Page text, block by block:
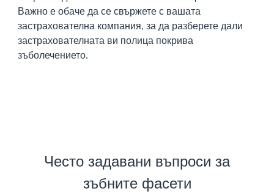
Важно е обаче да се свържете с вашата
застрахователна компания, за да разберете дали
застрахователната ви полица покрива
зъболечението.
Често задавани въпроси за
зъбните фасети